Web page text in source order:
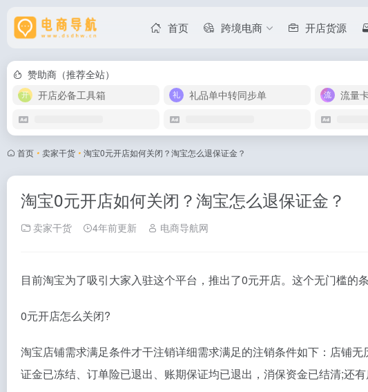
首页 跨境电商 开店货源
赞助商（推荐全站）
开店必备工具箱
礼品单中转同步单 流量
首页 • 卖家干货 • 淘宝0元开店如何关闭？淘宝怎么退保证金？
淘宝0元开店如何关闭？淘宝怎么退保证金？
卖家干货 4年前更新 电商导航网
目前淘宝为了吸引大家入驻这个平台，推出了0元开店。这个无门槛
0元开店怎么关闭?
淘宝店铺需求满足条件才干注销详细需求满足的注销条件如下：店铺
证金已冻结、订单险已退出、账期保证均已退出，消保资金已结清;还